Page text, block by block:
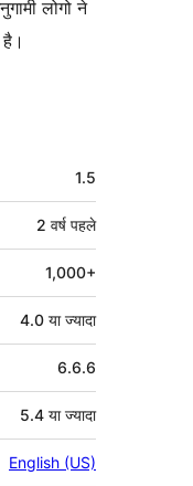
लोगो ने
1.5
2 वर्ष पहले
1,000+
4.0 या ज्यादा
6.6.6
5.4 या ज्यादा
English (US)